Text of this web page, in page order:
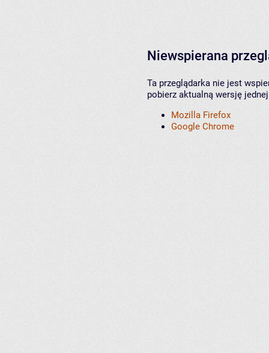
Niewspierana
Ta przeglądarka nie jest
pobierz aktualną wersję
Mozilla Firefox
Google Chrome